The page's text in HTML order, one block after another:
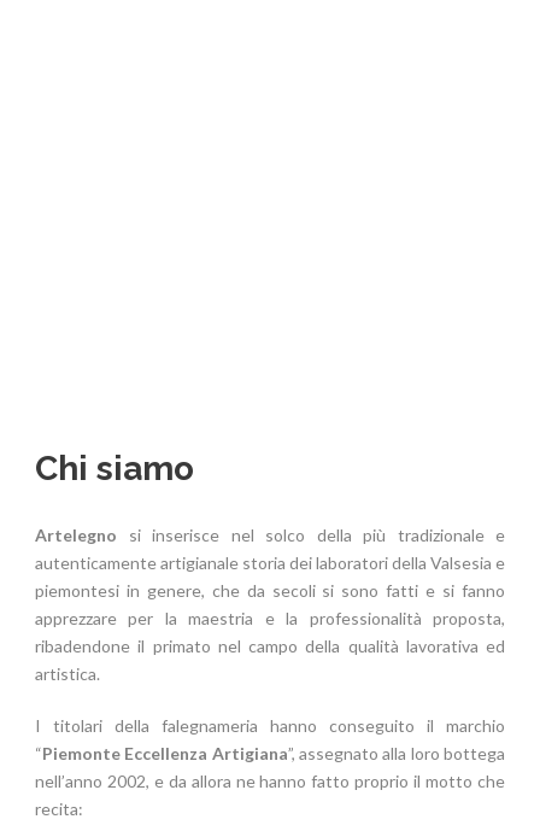
Chi siamo
Artelegno si inserisce nel solco della più tradizionale e
autenticamente artigianale storia dei laboratori della Valsesia e
piemontesi in genere, che da secoli si sono fatti e si fanno
apprezzare per la maestria e la professionalità proposta,
ribadendone il primato nel campo della qualità lavorativa ed
artistica.
I titolari della falegnameria hanno conseguito il marchio
“Piemonte Eccellenza Artigiana”, assegnato alla loro bottega
nell’anno 2002, e da allora ne hanno fatto proprio il motto che
recita: